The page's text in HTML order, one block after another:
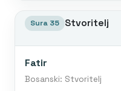
Sura 35 Stvoritelj
Fatir
Bosanski: Stvoritelj